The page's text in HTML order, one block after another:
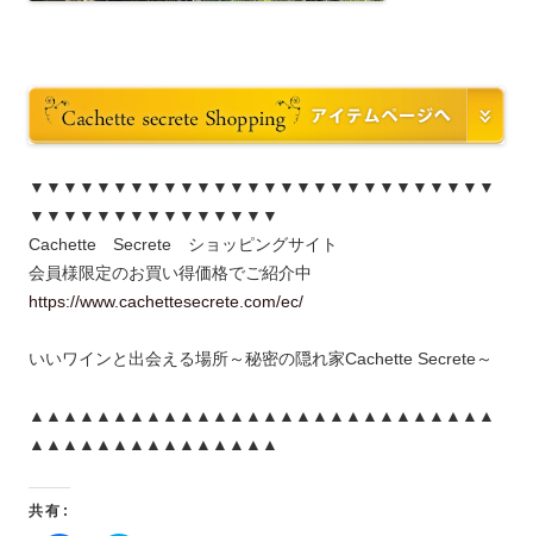
▼▼▼▼▼▼▼▼▼▼▼▼▼▼▼▼▼▼▼▼▼▼▼▼▼▼▼▼
▼▼▼▼▼▼▼▼▼▼▼▼▼▼▼
Cachette Secrete ショッピングサイト
会員様限定のお買い得価格でご紹介中
https://www.cachettesecrete.com/ec/
いいワインと出会える場所～秘密の隠れ家Cachette Secrete～
▲▲▲▲▲▲▲▲▲▲▲▲▲▲▲▲▲▲▲▲▲▲▲▲▲▲▲▲
▲▲▲▲▲▲▲▲▲▲▲▲▲▲▲
共有: